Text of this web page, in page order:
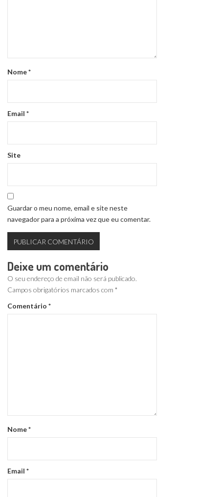
Nome*
Email *
Site
Guardar o meu nome, email e site neste
navegador para a próxima vez que eu comentar.
Deixe um comentário
O seu endereço de email não será publicado.
Campos obrigatórios marcados com *
Comentário *
Nome*
Email *